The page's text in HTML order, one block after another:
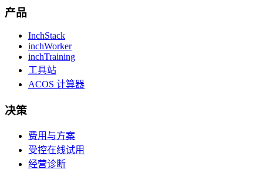
产品
InchStack
inchWorker
inchTraining
工具站
ACOS 计算器
决策
费用与方案
受控在线试用
经营诊断